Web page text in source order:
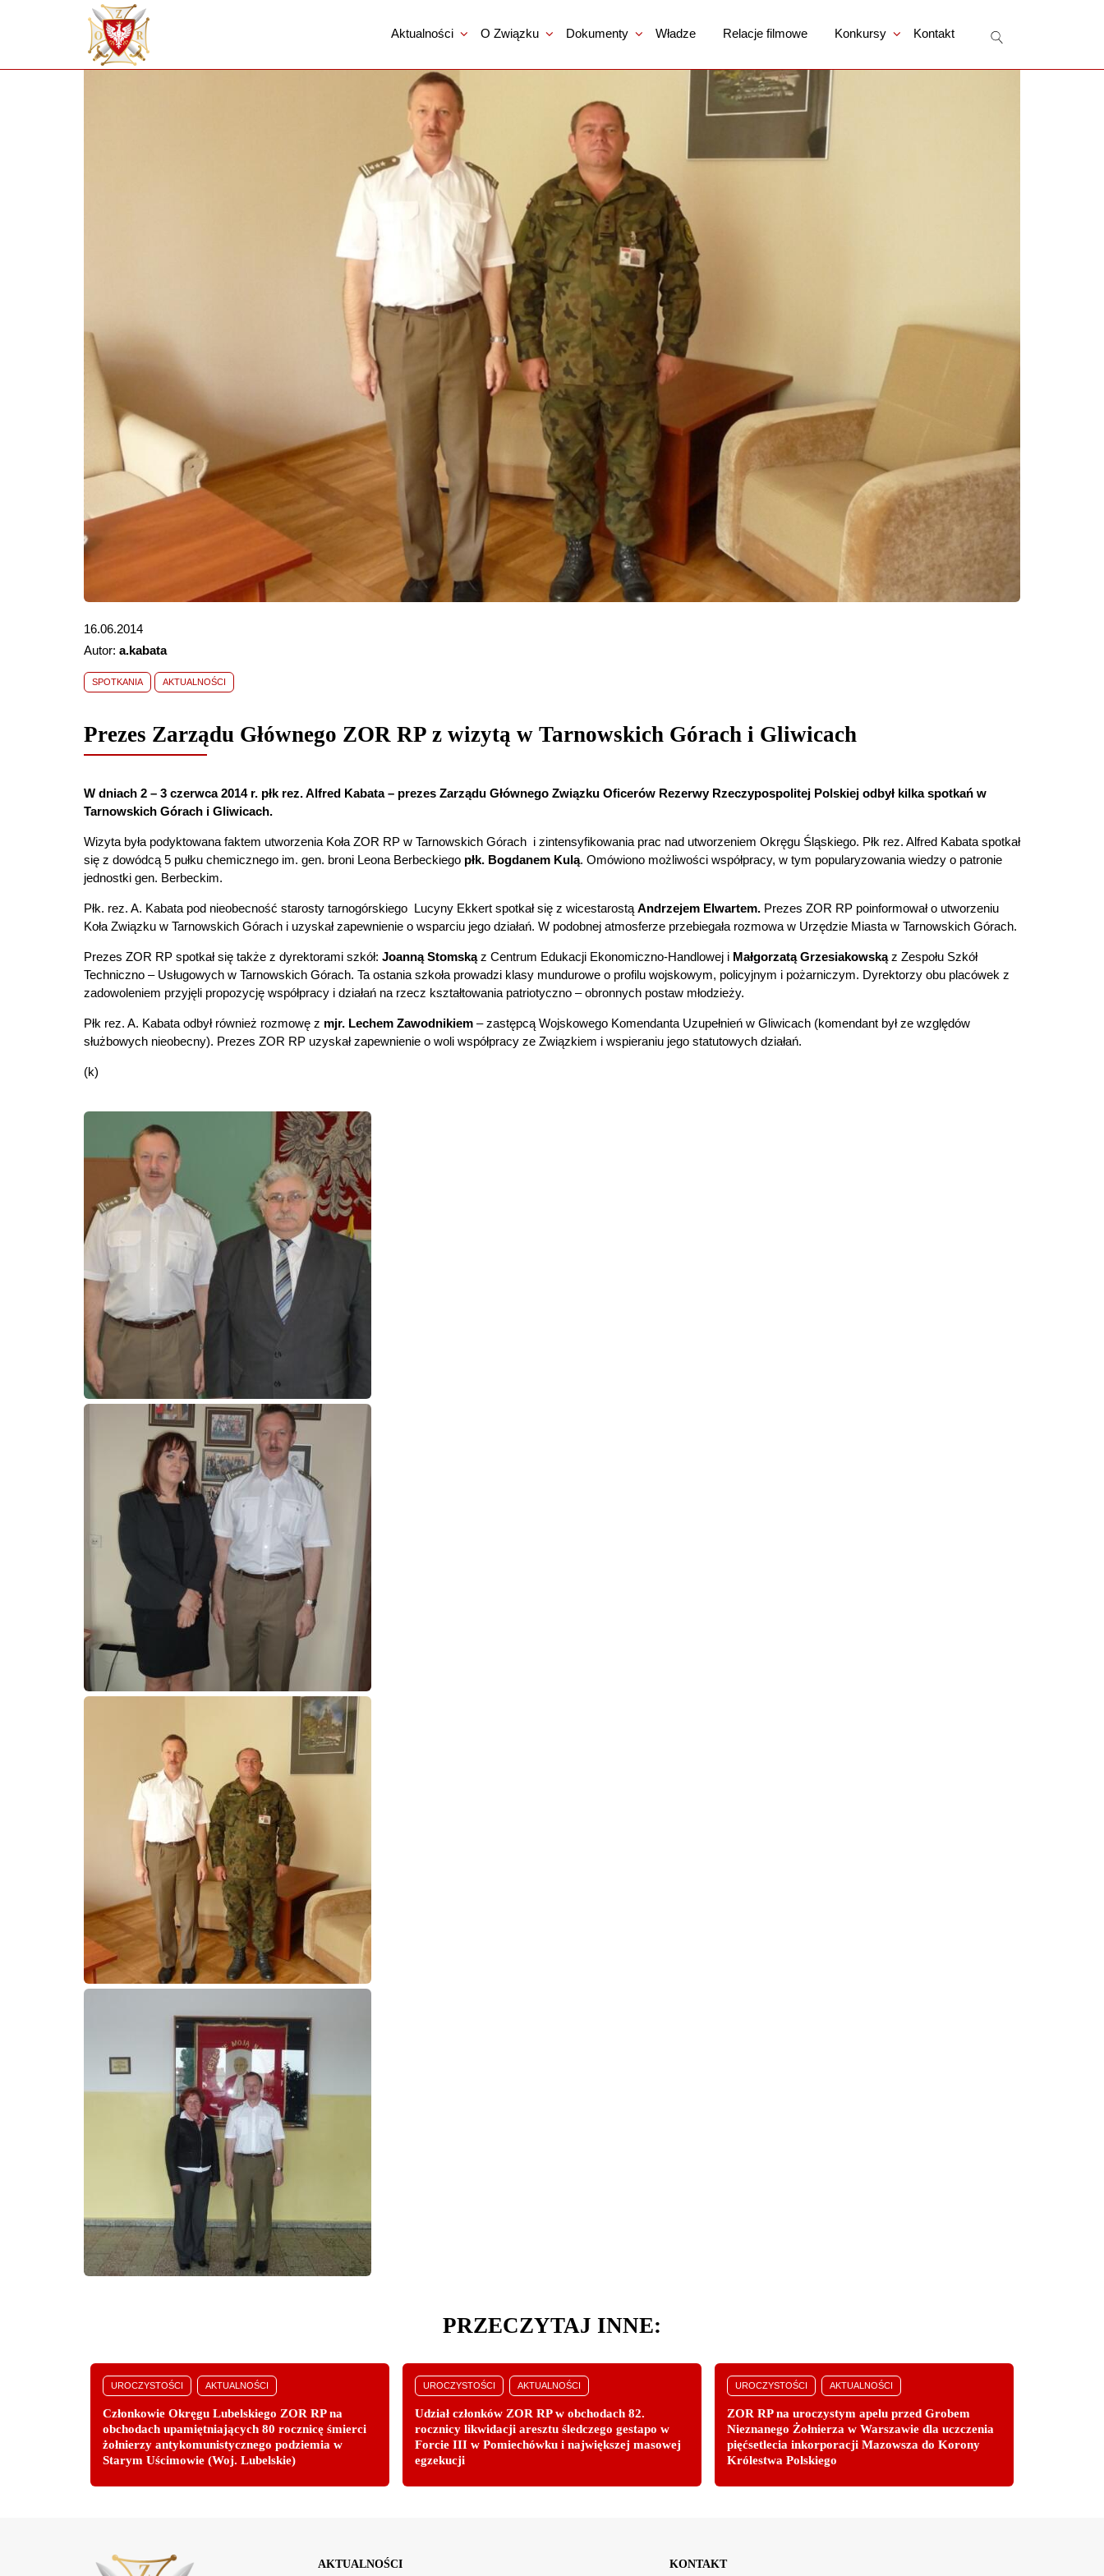
Aktualności O Związku Dokumenty Władze Relacje filmowe Konkursy Kontakt
16.06.2014
Autor: a.kabata
SPOTKANIA AKTUALNOŚCI
Prezes Zarządu Głównego ZOR RP z wizytą w Tarnowskich Górach i Gliwicach
W dniach 2 – 3 czerwca 2014 r. płk rez. Alfred Kabata – prezes Zarządu Głównego Związku Oficerów Rezerwy Rzeczypospolitej Polskiej odbył kilka spotkań w
Tarnowskich Górach i Gliwicach.
Wizyta była podyktowana faktem utworzenia Koła ZOR RP w Tarnowskich Górach i zintensyfikowania prac nad utworzeniem Okręgu Śląskiego. Płk rez. Alfred Kabata spotkał
się z dowódcą 5 pułku chemicznego im. gen. broni Leona Berbeckiego płk. Bogdanem Kulą. Omówiono możliwości współpracy, w tym popularyzowania wiedzy o patronie
jednostki gen. Berbeckim.
Płk. rez. A. Kabata pod nieobecność starosty tarnogórskiego Lucyny Ekkert spotkał się z wicestarostą Andrzejem Elwartem. Prezes ZOR RP poinformował o utworzeniu
Koła Związku w Tarnowskich Górach i uzyskał zapewnienie o wsparciu jego działań. W podobnej atmosferze przebiegała rozmowa w Urzędzie Miasta w Tarnowskich Górach.
Prezes ZOR RP spotkał się także z dyrektorami szkół: Joanną Stomskąz Centrum Edukacji Ekonomiczno-Handlowej i Małgorzatą Grzesiakowskąz Zespołu Szkół
Techniczno – Usługowych w Tarnowskich Górach. Ta ostania szkoła prowadzi klasy mundurowe o profilu wojskowym, policyjnym i pożarniczym. Dyrektorzy obu placówek z
zadowoleniem przyjęli propozycję współpracy i działań na rzecz kształtowania patriotyczno – obronnych postaw młodzieży.
Płk rez. A. Kabata odbył również rozmowę z mjr. Lechem Zawodnikiem – zastępcą Wojskowego Komendanta Uzupełnień w Gliwicach (komendant był ze względów
służbowych nieobecny). Prezes ZOR RP uzyskał zapewnienie o woli współpracy ze Związkiem i wspieraniu jego statutowych działań.
(k)
PRZECZYTAJ INNE:
UROCZYSTOŚCI AKTUALNOŚCI
Członkowie Okręgu Lubelskiego ZOR RP na
obchodach upamiętniających 80 rocznicę śmierci
żołnierzy antykomunistycznego podziemia w
Starym Uścimowie (Woj. Lubelskie)
UROCZYSTOŚCI AKTUALNOŚCI
Udział członków ZOR RP w obchodach 82.
rocznicy likwidacji aresztu śledczego gestapo w
Forcie III w Pomiechówku i największej masowej
egzekucji
UROCZYSTOŚCI AKTUALNOŚCI
ZOR RP na uroczystym apelu przed Grobem
Nieznanego Żołnierza w Warszawie dla uczczenia
pięćsetlecia inkorporacji Mazowsza do Korony
Królestwa Polskiego
AKTUALNOŚCI KONTAKT